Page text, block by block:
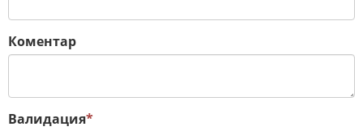
Коментар
Валидация*